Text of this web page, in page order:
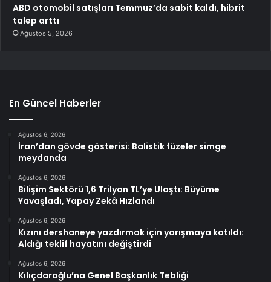
ABD otomobil satışları Temmuz’da sabit kaldı, hibrit
talep arttı
Ağustos 5, 2026
En Güncel Haberler
Ağustos 6, 2026
İran’dan gövde gösterisi: Balistik füzeler simge
meydanda
Ağustos 6, 2026
Bilişim Sektörü 1,6 Trilyon TL’ye Ulaştı: Büyüme
Yavaşladı, Yapay Zekâ Hızlandı
Ağustos 6, 2026
Kızını dershaneye yazdırmak için yarışmaya katıldı:
Aldığı teklif hayatını değiştirdi
Ağustos 6, 2026
Kılıçdaroğlu’na Genel Başkanlık Tebliği